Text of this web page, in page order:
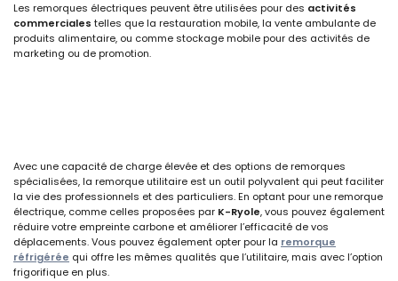
Les remorques électriques peuvent être utilisées pour des activités
commerciales telles que la restauration mobile, la vente ambulante de
produits alimentaire, ou comme stockage mobile pour des activités de
marketing ou de promotion.
Avec une capacité de charge élevée et des options de remorques
spécialisées, la remorque utilitaire est un outil polyvalent qui peut faciliter
la vie des professionnels et des particuliers. En optant pour une remorque
électrique, comme celles proposées par K-Ryole,vous pouvez également
réduire votre empreinte carbone et améliorer l’efficacité de vos
déplacements. Vous pouvez également opter pour la remorque
réfrigérée qui offre les mêmes qualités que l’utilitaire, mais avec l’option
frigorifique en plus.